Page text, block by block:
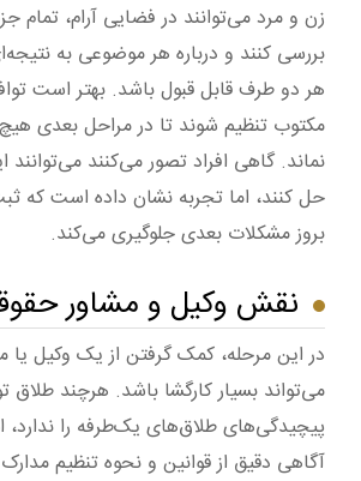
زن و مرد می‌توانند در فضایی آرام، تمام
بررسی کنند و درباره هر موضوعی به
هر دو طرف قابل قبول باشد. بهتر است
مکتوب تنظیم شوند تا در مراحل بعدی هیچ
نماند. گاهی افراد تصور می‌کنند می‌توانند
حل کنند، اما تجربه نشان داده است که
بروز مشکلات بعدی جلوگیری می‌کند.
نقش وکیل و مشاور
در این مرحله، کمک گرفتن از یک وکیل یا
می‌تواند بسیار کارگشا باشد. هرچند طلاق
پیچیدگی‌های طلاق‌های یک‌طرفه را ندارد،
آگاهی دقیق از قوانین و نحوه تنظیم